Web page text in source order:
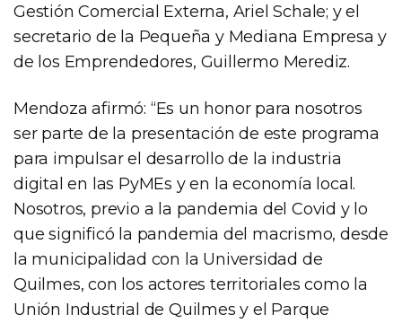
Gestión Comercial Externa, Ariel Schale; y el
secretario de la Pequeña y Mediana Empresa y
de los Emprendedores, Guillermo Merediz.
Mendoza afirmó: “Es un honor para nosotros
ser parte de la presentación de este programa
para impulsar el desarrollo de la industria
digital en las PyMEs y en la economía local.
Nosotros, previo a la pandemia del Covid y lo
que significó la pandemia del macrismo, desde
la municipalidad con la Universidad de
Quilmes, con los actores territoriales como la
Unión Industrial de Quilmes y el Parque